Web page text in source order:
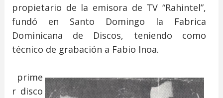
propietario de la emisora de TV “Rahintel”,
fundó en Santo Domingo la Fabrica
Dominicana de Discos, teniendo como
técnico de grabación a Fabio Inoa.
prime
r disco